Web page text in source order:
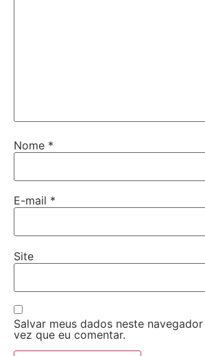
Nome *
E-mail *
Site
Salvar meus dados neste
vez que eu comentar.